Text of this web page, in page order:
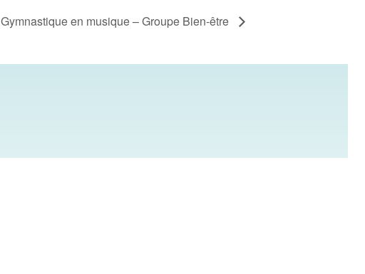
Gymnastique en musique – Groupe Bien-être